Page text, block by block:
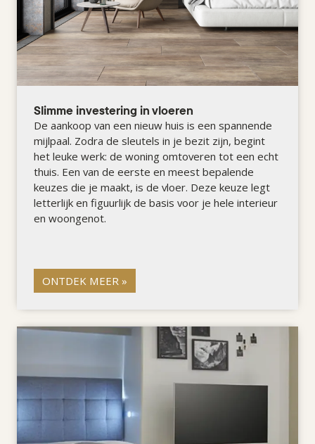
Slimme investering in vloeren
De aankoop van een nieuw huis is een spannende
mijlpaal. Zodra de sleutels in je bezit zijn, begint
het leuke werk: de woning omtoveren tot een echt
thuis. Een van de eerste en meest bepalende
keuzes die je maakt, is de vloer. Deze keuze legt
letterlijk en figuurlijk de basis voor je hele interieur
en woongenot.
ONTDEK MEER »